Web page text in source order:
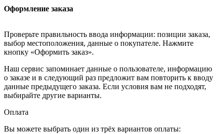
Оформление заказа
Проверьте правильность ввода информации: позиции заказа,
выбор местоположения, данные о покупателе. Нажмите
кнопку «Оформить заказ».
Наш сервис запоминает данные о пользователе, информацию
о заказе и в следующий раз предложит вам повторить к вводу
данные предыдущего заказа. Если условия вам не подходят,
выбирайте другие варианты.
Оплата
Вы можете выбрать один из трёх вариантов оплаты: